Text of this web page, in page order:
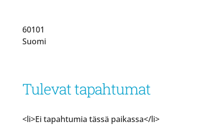
60101
Suomi
Tulevat tapahtumat
<li>Ei tapahtumia tässä paikassa</li>